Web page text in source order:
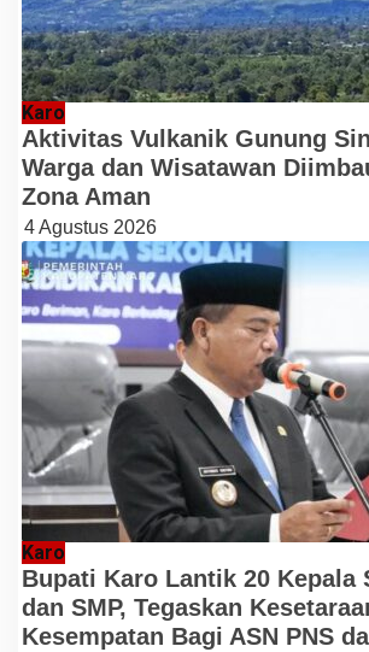
Karo
Aktivitas Vulkanik Gunung
Warga dan Wisatawan
Zona Aman
4 Agustus 2026
Karo
Bupati Karo Lantik 20 Kepala
dan SMP, Tegaskan
Kesempatan Bagi ASN PNS